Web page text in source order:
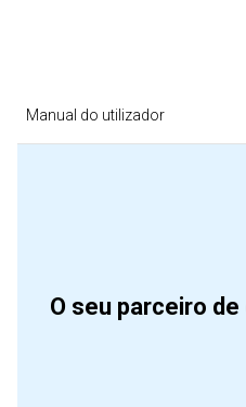
Manual do utilizador
O seu parceiro